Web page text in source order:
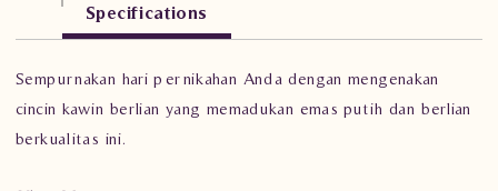
Specifications
Sempurnakan hari pernikahan Anda dengan mengenakan
cincin kawin berlian yang memadukan emas putih dan berlian
berkualitas ini.